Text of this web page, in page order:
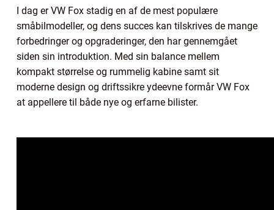
I dag er VW Fox stadig en af de mest populære
småbilmodeller, og dens succes kan tilskrives de mange
forbedringer og opgraderinger, den har gennemgået
siden sin introduktion. Med sin balance mellem
kompakt størrelse og rummelig kabine samt sit
moderne design og driftssikre ydeevne formår VW Fox
at appellere til både nye og erfarne bilister.